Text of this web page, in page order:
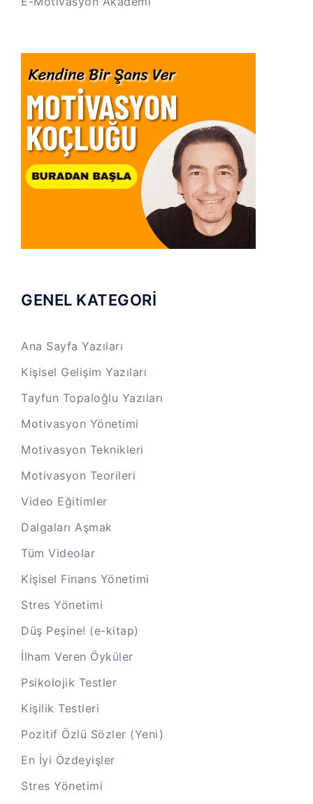
GENEL KATEGORİ
Ana Sayfa Yazıları
Kişisel Gelişim Yazıları
Tayfun Topaloğlu Yazıları
Motivasyon Yönetimi
Motivasyon Teknikleri
Motivasyon Teorileri
Video Eğitimler
Dalgaları Aşmak
Tüm Videolar
Kişisel Finans Yönetimi
Stres Yönetimi
Düş Peşine! (e-kitap)
İlham Veren Öyküler
Psikolojik Testler
Kişilik Testleri
Pozitif Özlü Sözler (Yeni)
En İyi Özdeyişler
Stres Yönetimi